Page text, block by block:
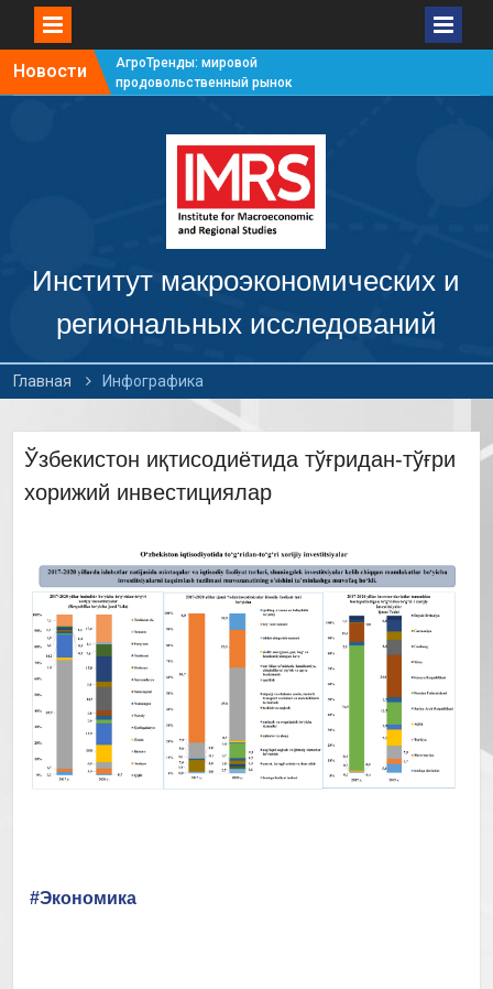
Новости
АгроТренды: мировой
продовольственный рынок
продовольственный рынок
АгроТренды: мировой
продовольственный рынок
АгроТренды: мировой
#4
Институт макроэкономических и
региональных исследований
Главная Инфографика
Ўзбекистон иқтисодиётида тўғридан-тўғри
хорижий инвестициялар
#Экономика